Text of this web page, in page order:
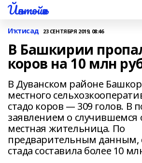
Йәнтөйәк
Иҡтисад 23 СЕНТЯБРЯ 2019, 08:46
В Башкирии
коров на 10 млн
В Дуванском районе
местного
стадо коров — 309 голов. В
заявлением о случившемся
местная жительница. По
предварительным данным,
стада составила более 10